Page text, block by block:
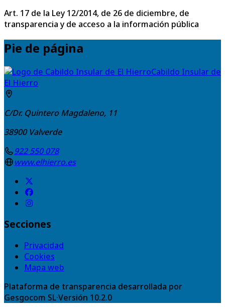
Art. 17 de la Ley 12/2014, de 26 de diciembre, de
transparencia y de acceso a la información pública
Pie de página
Cabildo Insular de
El Hierro
C/Dr. Quintero Magdaleno, 11
38900 Valverde
922 550 078
www.elhierro.es
Secciones
Privacidad
Cookies
Mapa web
Plataforma de transparencia desarrollada por
Gesgocom SL·Versión 10.2.0